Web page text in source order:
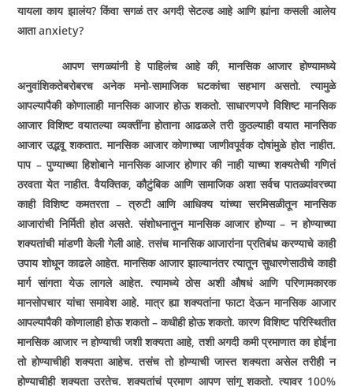
यायला काय झालंय? किंवा सगळं तर अगदी सेटल्ड आहे आणि ह्यांना कसली आलेय
आता anxiety?
आपण सगळ्यांनी हे पाहिलंच आहे की, मानसिक आजार होण्यामध्ये
अनुवांशिकतेबरोबरच अनेक मनो-सामाजिक घटकांचा सहभाग असतो. त्यामुळे
आपल्यापैकी कोणालाही मानसिक आजार होऊ शकतो. साधारणपणे विशिष्ट मानसिक
आजार विशिष्ट वयातल्या व्यक्तींना होताना आढळले तरी कुठल्याही वयात मानसिक
आजार उद्भवू शकतात. मानसिक आजार कोणाच्या जाणीवपूर्वक दोषांमुळे होत नाहीत.
पाप – पुण्याच्या हिशोबाने मानसिक आजार होणार की नाही याच्या शक्यतेची गणितं
ठरवता येत नाहीत. वैयक्तिक, कौटुंबिक आणि सामाजिक अशा सर्वच पातळ्यांवरच्या
काही विशिष्ट कमतरता – त्रुटी आणि आधिक्य यांच्या सरमिसळीतून मानसिक
आजारांची निर्मिती होत असते. संशोधनातून मानसिक आजार होण्या – न होण्याच्या
शक्यतांची मांडणी केली गेली आहे. तसंच मानसिक आजारांना प्रतिबंध करण्याचे काही
उपाय शोधून काढले आहेत. मानसिक आजार झाल्यानंतर त्यातून सुधारणेसाठीचे काही
मार्ग सांगता येऊ लागले आहेत. त्यामध्ये ठोस अशी औषधं आणि परिणामकारक
मानसोपचार यांचा समावेश आहे. मात्र ह्या शक्यतांना फाटा देऊन मानसिक आजार
आपल्यापैकी कोणालाही होऊ शकतो – कधीही होऊ शकतो. कारण विशिष्ट परिस्थितीत
मानसिक आजार न होण्याची जशी शक्यता आहे, तशी अगदी कमी प्रमाणात का होईना
तो होण्याचीही शक्यता आहेच. तसंच तो होण्याची जास्त शक्यता असेल तरीही न
होण्याचीही शक्यता उरतेच. शक्यतांचं प्रमाण आपण सांगू शकतो. त्यावर 100%